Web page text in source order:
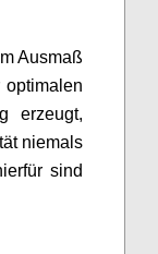
Ausmaß
erzeugt,
niemals
sind